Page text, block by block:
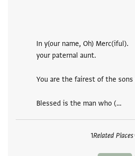
In y(our name, Oh)
your paternal aunt.
You are the fairest of the sons
Blessed is the man who (‮…
Related Places
1